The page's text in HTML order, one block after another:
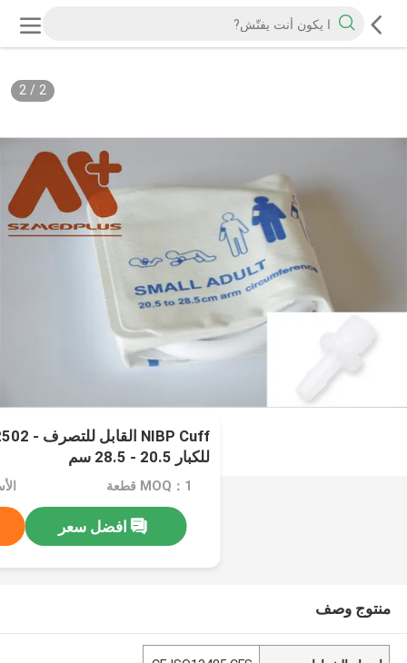
2
/
2
للكبار 20.5 - 28.5 سم
MOQ：1 قطعة
افضل سعر
منتوج وصف